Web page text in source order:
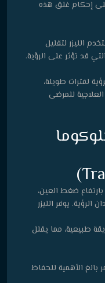
على إحكام غلق هذه
الليزر لتقليل
قد تؤثر على الرؤية.
لفترات طويلة،
للمرضى
ضغط العين،
يوفر الليزر
طبيعية، مما يقلل
الأهمية للحفاظ